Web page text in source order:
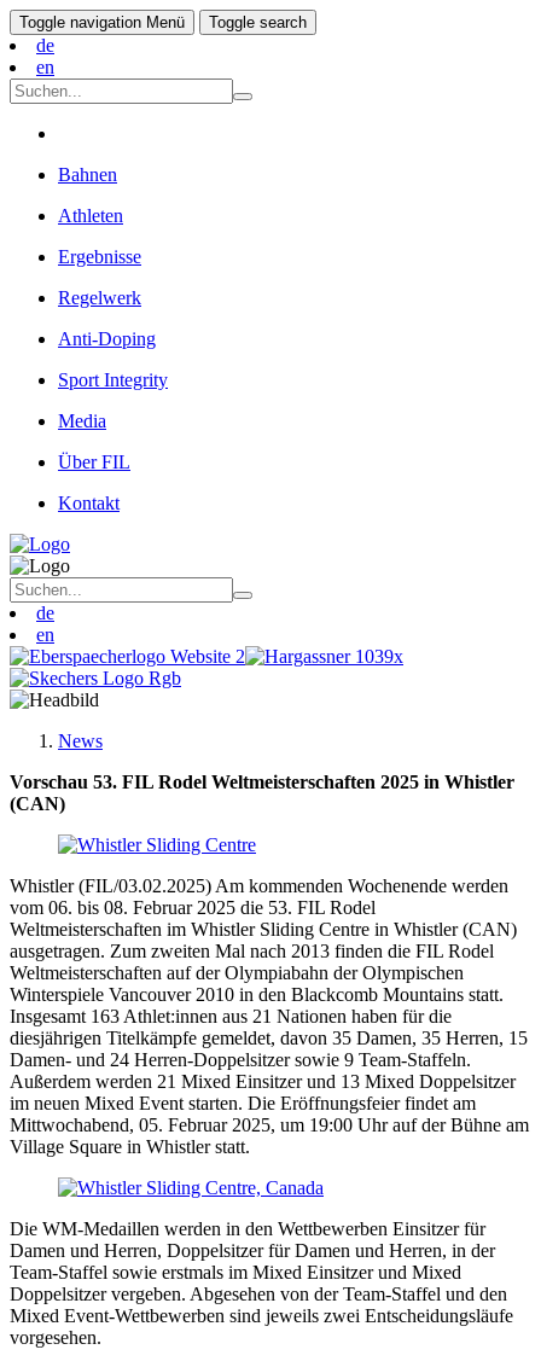
Toggle navigation Menü Toggle search
de
en
Bahnen
Athleten
Ergebnisse
Regelwerk
Anti-Doping
Sport Integrity
Media
Über FIL
Kontakt
de
en
News
Vorschau 53. FIL Rodel Weltmeisterschaften 2025 in Whistler
(CAN)
Whistler (FIL/03.02.2025) Am kommenden Wochenende werden
vom 06. bis 08. Februar 2025 die 53. FIL Rodel
Weltmeisterschaften im Whistler Sliding Centre in Whistler (CAN)
ausgetragen. Zum zweiten Mal nach 2013 finden die FIL Rodel
Weltmeisterschaften auf der Olympiabahn der Olympischen
Winterspiele Vancouver 2010 in den Blackcomb Mountains statt.
Insgesamt 163 Athlet:innen aus 21 Nationen haben für die
diesjährigen Titelkämpfe gemeldet, davon 35 Damen, 35 Herren, 15
Damen- und 24 Herren-Doppelsitzer sowie 9 Team-Staffeln.
Außerdem werden 21 Mixed Einsitzer und 13 Mixed Doppelsitzer
im neuen Mixed Event starten. Die Eröffnungsfeier findet am
Mittwochabend, 05. Februar 2025, um 19:00 Uhr auf der Bühne am
Village Square in Whistler statt.
Die WM-Medaillen werden in den Wettbewerben Einsitzer für
Damen und Herren, Doppelsitzer für Damen und Herren, in der
Team-Staffel sowie erstmals im Mixed Einsitzer und Mixed
Doppelsitzer vergeben. Abgesehen von der Team-Staffel und den
Mixed Event-Wettbewerben sind jeweils zwei Entscheidungsläufe
vorgesehen.